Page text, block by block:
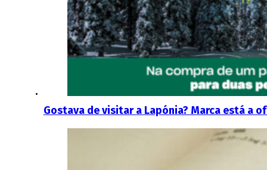
Gostava de visitar a Lapónia? Marca está a